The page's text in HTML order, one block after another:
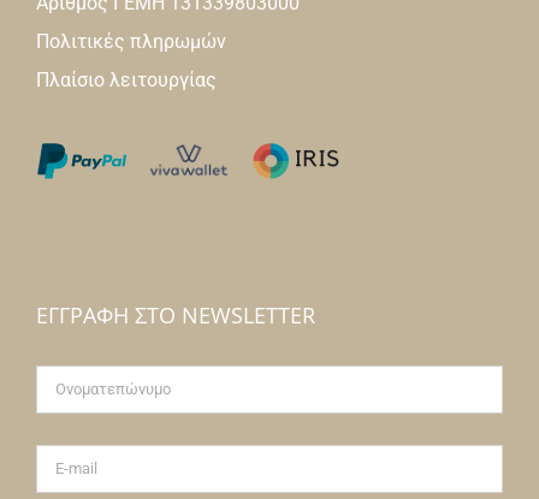
Πολιτικές πληρωμών
Πλαίσιο λειτουργίας
ΕΓΓΡΑΦΉ ΣΤΟ NEWSLETTER